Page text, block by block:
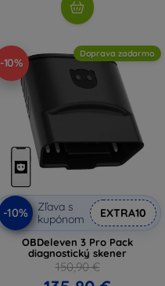
-10%
Doprava zadarmo
-10%
Zľava s
kupónom
EXTRA10
OBDeleven 3 Pro Pack
diagnostický skener
150,90 €